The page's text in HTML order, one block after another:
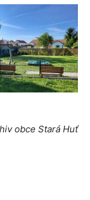
obce Stará Huť